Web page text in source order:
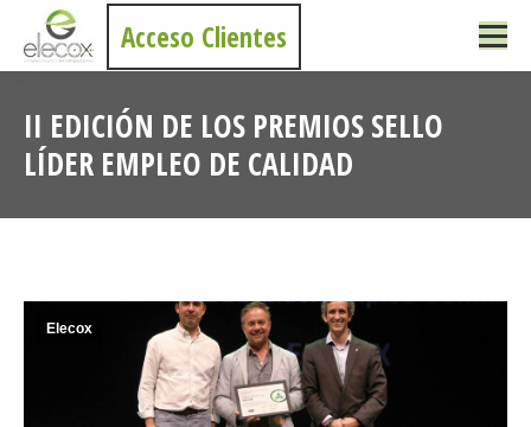
Acceso Clientes
II EDICIÓN DE LOS PREMIOS SELLO
LÍDER EMPLEO DE CALIDAD
Elecox